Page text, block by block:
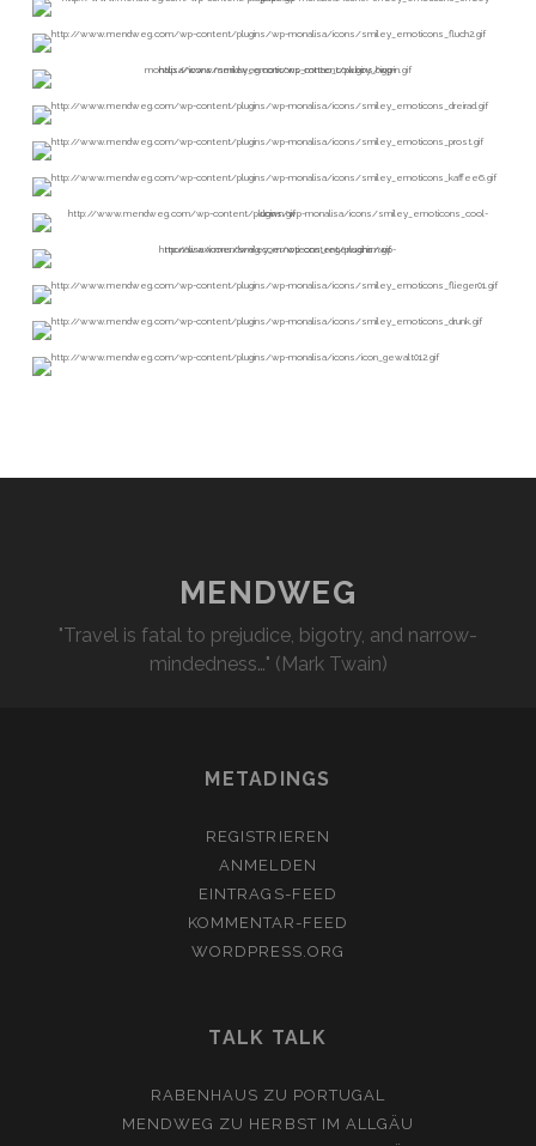
MENDWEG
"Travel is fatal to prejudice, bigotry, and narrow-
mindedness…" (Mark Twain)
METADINGS
REGISTRIEREN
ANMELDEN
EINTRAGS-FEED
KOMMENTAR-FEED
WORDPRESS.ORG
TALK TALK
RABENHAUS ZU PORTUGAL
MENDWEG ZU HERBST IM ALLGÄU